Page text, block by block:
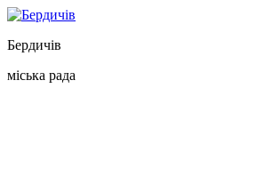
Перейти
вмісту
Бердичів
міська рада